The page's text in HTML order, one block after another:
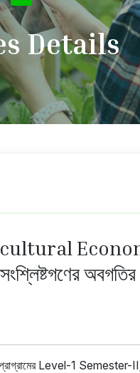
Details
Level-1 Semester-II;